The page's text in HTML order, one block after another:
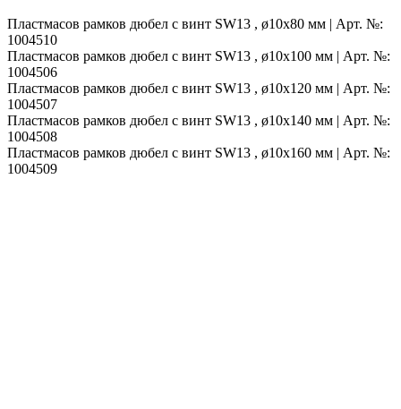
Пластмасов рамков дюбел с винт SW13 , ø10x80 мм | Арт. №:
1004510
Пластмасов рамков дюбел с винт SW13 , ø10x100 мм | Арт. №:
1004506
Пластмасов рамков дюбел с винт SW13 , ø10x120 мм | Арт. №:
1004507
Пластмасов рамков дюбел с винт SW13 , ø10x140 мм | Арт. №:
1004508
Пластмасов рамков дюбел с винт SW13 , ø10x160 мм | Арт. №:
1004509